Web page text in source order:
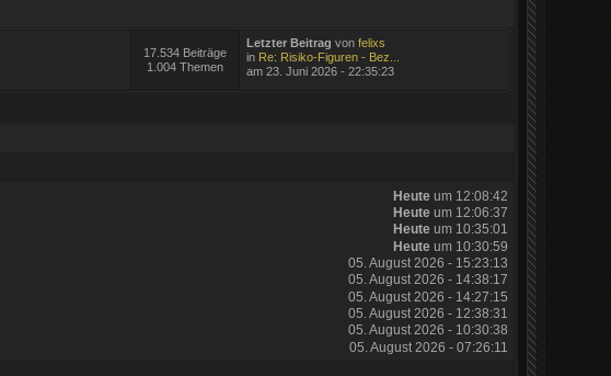
17.534 Beiträge
1.004 Themen
Letzter Beitrag von felixs
in Re: Risiko-Figuren - Bez...
am 23. Juni 2026 - 22:35:23
Heuteum 12:08:42
Heuteum 12:06:37
Heuteum 10:35:01
Heuteum 10:30:59
05. August 2026 - 15:23:13
05. August 2026 - 14:38:17
05. August 2026 - 14:27:15
05. August 2026 - 12:38:31
05. August 2026 - 10:30:38
05. August 2026 - 07:26:11